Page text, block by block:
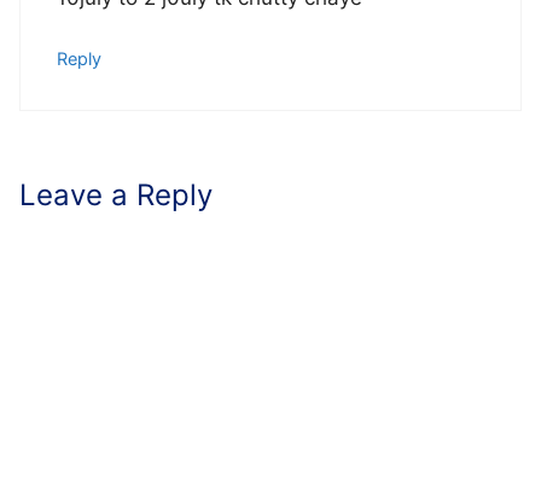
Reply
Leave a Reply